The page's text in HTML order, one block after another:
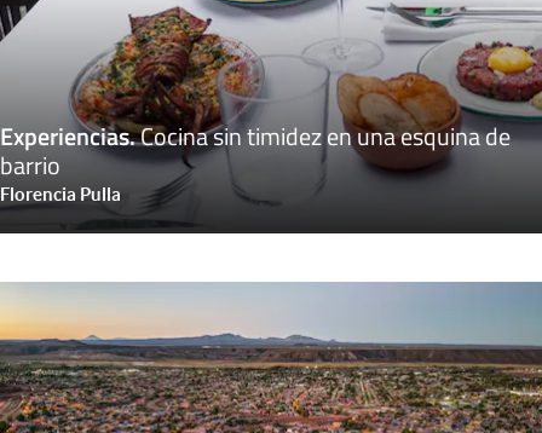
Experiencias.Cocina sin timidez en una esquina de
barrio
Florencia Pulla